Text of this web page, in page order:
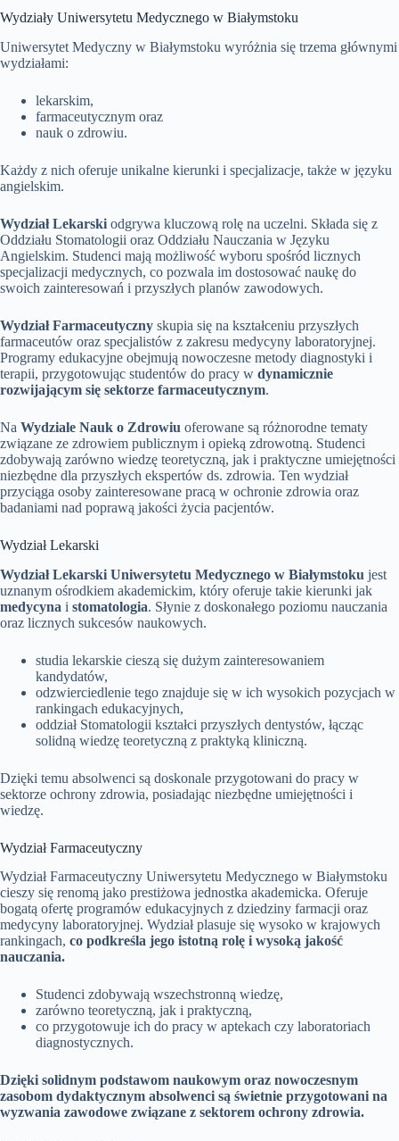
Wydziały Uniwersytetu Medycznego w Białymstoku
Uniwersytet Medyczny w Białymstoku wyróżnia się trzema głównymi
wydziałami:
lekarskim,
farmaceutycznym oraz
nauk o zdrowiu.
Każdy z nich oferuje unikalne kierunki i specjalizacje, także w języku
angielskim.
Wydział Lekarski odgrywa kluczową rolę na uczelni. Składa się z
Oddziału Stomatologii oraz Oddziału Nauczania w Języku
Angielskim. Studenci mają możliwość wyboru spośród licznych
specjalizacji medycznych, co pozwala im dostosować naukę do
swoich zainteresowań i przyszłych planów zawodowych.
Wydział Farmaceutyczny skupia się na kształceniu przyszłych
farmaceutów oraz specjalistów z zakresu medycyny laboratoryjnej.
Programy edukacyjne obejmują nowoczesne metody diagnostyki i
terapii, przygotowując studentów do pracy w dynamicznie
rozwijającym się sektorze farmaceutycznym.
Na Wydziale Nauk o Zdrowiu oferowane są różnorodne tematy
związane ze zdrowiem publicznym i opieką zdrowotną. Studenci
zdobywają zarówno wiedzę teoretyczną, jak i praktyczne umiejętności
niezbędne dla przyszłych ekspertów ds. zdrowia. Ten wydział
przyciąga osoby zainteresowane pracą w ochronie zdrowia oraz
badaniami nad poprawą jakości życia pacjentów.
Wydział Lekarski
Wydział Lekarski Uniwersytetu Medycznego w Białymstoku jest
uznanym ośrodkiem akademickim, który oferuje takie kierunki jak
medycyna i stomatologia. Słynie z doskonałego poziomu nauczania
oraz licznych sukcesów naukowych.
studia lekarskie cieszą się dużym zainteresowaniem
kandydatów,
odzwierciedlenie tego znajduje się w ich wysokich pozycjach w
rankingach edukacyjnych,
oddział Stomatologii kształci przyszłych dentystów, łącząc
solidną wiedzę teoretyczną z praktyką kliniczną.
Dzięki temu absolwenci są doskonale przygotowani do pracy w
sektorze ochrony zdrowia, posiadając niezbędne umiejętności i
wiedzę.
Wydział Farmaceutyczny
Wydział Farmaceutyczny Uniwersytetu Medycznego w Białymstoku
cieszy się renomą jako prestiżowa jednostka akademicka. Oferuje
bogatą ofertę programów edukacyjnych z dziedziny farmacji oraz
medycyny laboratoryjnej. Wydział plasuje się wysoko w krajowych
rankingach, co podkreśla jego istotną rolę i wysoką jakość
nauczania.
Studenci zdobywają wszechstronną wiedzę,
zarówno teoretyczną, jak i praktyczną,
co przygotowuje ich do pracy w aptekach czy laboratoriach
diagnostycznych.
Dzięki solidnym podstawom naukowym oraz nowoczesnym
zasobom dydaktycznym absolwenci są świetnie przygotowani na
wyzwania zawodowe związane z sektorem ochrony zdrowia.